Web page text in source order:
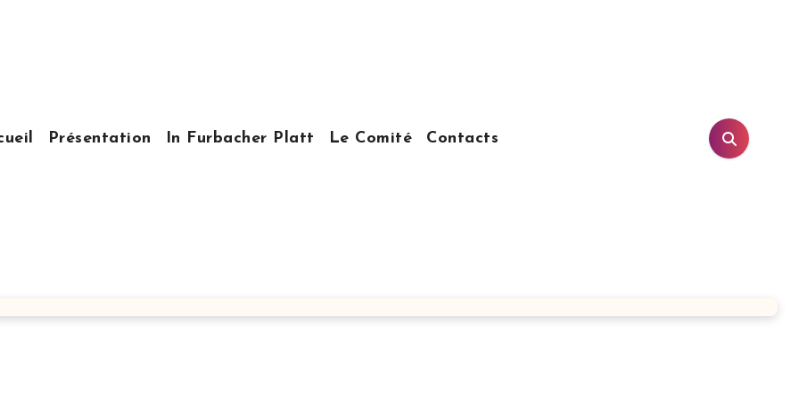
Présentation In Furbacher Platt Le Comité Contacts